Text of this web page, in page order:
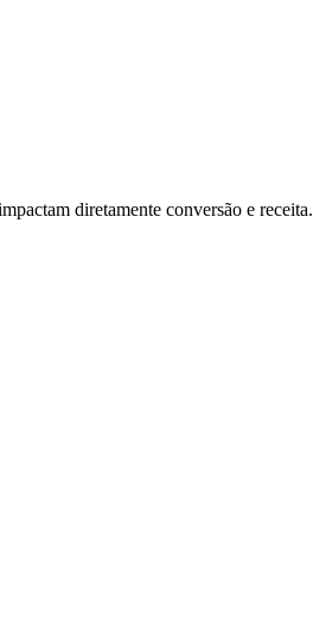
diretamente conversão e receita.